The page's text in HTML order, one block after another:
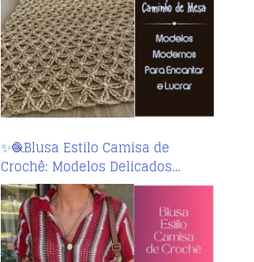
✨🧶Blusa Estilo Camisa de
Crochê: Modelos Delicados…